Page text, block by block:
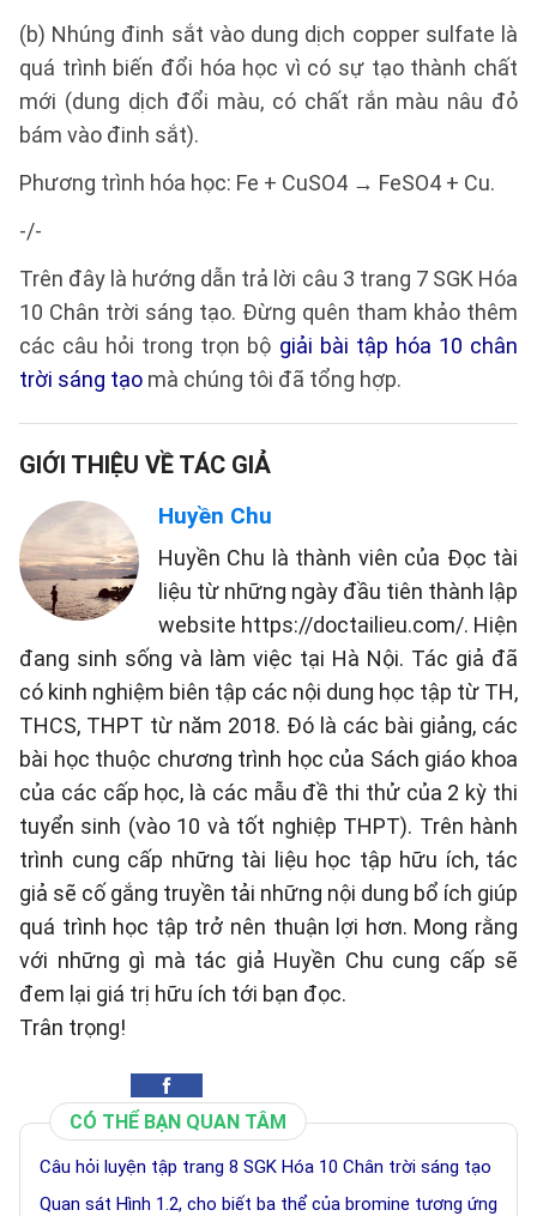
(b) Nhúng đinh sắt vào dung dịch copper sulfate là
quá trình biến đổi hóa học vì có sự tạo thành chất
mới (dung dịch đổi màu, có chất rắn màu nâu đỏ
bám vào đinh sắt).
Phương trình hóa học: Fe + CuSO4 → FeSO4 + Cu.
-/-
Trên đây là hướng dẫn trả lời câu 3 trang 7 SGK Hóa
10 Chân trời sáng tạo. Đừng quên tham khảo thêm
các câu hỏi trong trọn bộ giải bài tập hóa 10 chân
trời sáng tạo mà chúng tôi đã tổng hợp.
GIỚI THIỆU VỀ TÁC GIẢ
Huyền Chu
Huyền Chu là thành viên của Đọc tài
liệu từ những ngày đầu tiên thành lập
website https://doctailieu.com/. Hiện
đang sinh sống và làm việc tại Hà Nội. Tác giả đã
có kinh nghiệm biên tập các nội dung học tập từ TH,
THCS, THPT từ năm 2018. Đó là các bài giảng, các
bài học thuộc chương trình học của Sách giáo khoa
của các cấp học, là các mẫu đề thi thử của 2 kỳ thi
tuyển sinh (vào 10 và tốt nghiệp THPT). Trên hành
trình cung cấp những tài liệu học tập hữu ích, tác
giả sẽ cố gắng truyền tải những nội dung bổ ích giúp
quá trình học tập trở nên thuận lợi hơn. Mong rằng
với những gì mà tác giả Huyền Chu cung cấp sẽ
đem lại giá trị hữu ích tới bạn đọc.
Trân trọng!
CÓ THỂ BẠN QUAN TÂM
Câu hỏi luyện tập trang 8 SGK Hóa 10 Chân trời sáng tạo
Quan sát Hình 1.2, cho biết ba thể của bromine tương ứng